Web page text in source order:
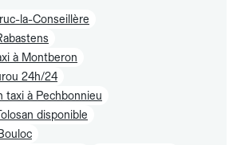
la-Conseillère
à Montberon
24h/24
taxi à Pechbonnieu
disponible